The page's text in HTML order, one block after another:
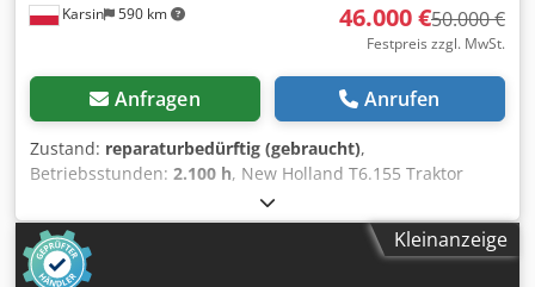
Karsin 590 km 46.000 €50.000 €
Festpreis zzgl. MwSt.
Anfragen Anrufen
Zustand: reparaturbedürftig (gebraucht),
Betriebsstunden: 2.100 h, New Holland T6.155 Traktor
nach Überschlag. Startet, fahrbereit, 2100
Betriebsstunden. Dkodpfx Ahsyl S S Ue Nsr
Kleinanzeige